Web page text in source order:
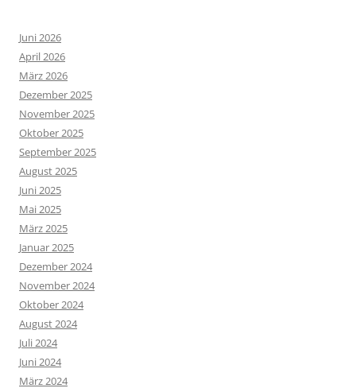
Juni 2026
April 2026
März 2026
Dezember 2025
November 2025
Oktober 2025
September 2025
August 2025
Juni 2025
Mai 2025
März 2025
Januar 2025
Dezember 2024
November 2024
Oktober 2024
August 2024
Juli 2024
Juni 2024
März 2024